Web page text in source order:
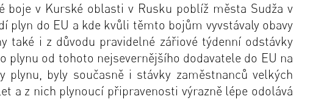
boje v Kurské oblasti v Rusku poblíž města Sudža v
plyn do EU a kde kvůli těmto bojům vyvstávaly obavy
také i z důvodu pravidelné zářiové týdenní odstávky
od tohoto nejsevernějšího dodavatele do EU na
byly současně i stávky zaměstnanců velkých
a z nich plynoucí připravenosti výrazně lépe odolává